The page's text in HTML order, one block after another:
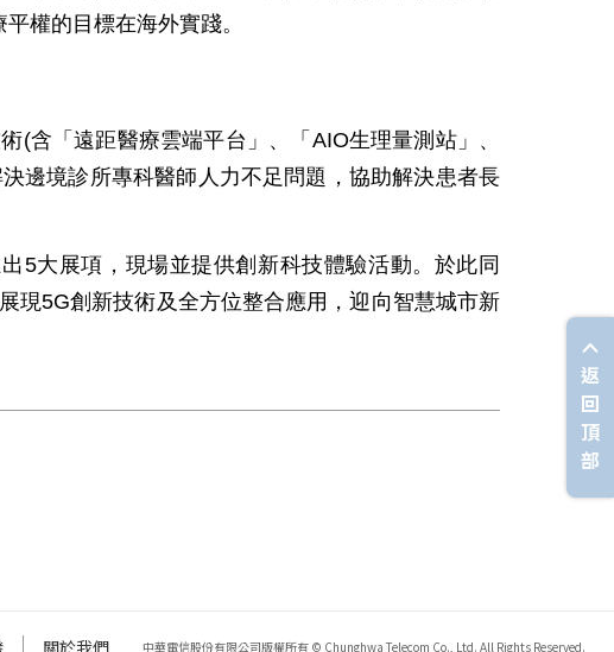
權的目標在海外實踐。
(含「遠距醫療雲端平台」、「AIO生理量測站」、
邊境診所專科醫師人力不足問題，協助解決患者長
5大展項，現場並提供創新科技體驗活動。於此同
現5G創新技術及全方位整合應用，迎向智慧城市新
關於我們 中華電信股份有限公司版權所有 © Chunghwa Telecom Co., Ltd. All Rights Reserved.
返
回
頂
部